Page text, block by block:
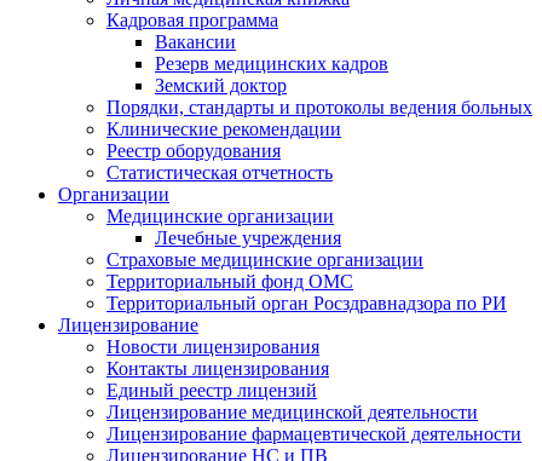
Кадровая программа
Вакансии
Резерв медицинских кадров
Земский доктор
Порядки, стандарты и протоколы ведения больных
Клинические рекомендации
Реестр оборудования
Статистическая отчетность
Организации
Медицинские организации
Лечебные учреждения
Страховые медицинские организации
Территориальный фонд ОМС
Территориальный орган Росздравнадзора по РИ
Лицензирование
Новости лицензирования
Контакты лицензирования
Единый реестр лицензий
Лицензирование медицинской деятельности
Лицензирование фармацевтической деятельности
Лицензирование НС и ПВ